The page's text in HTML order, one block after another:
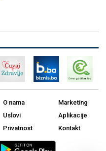
O nama
Uslovi
Privatnost
Marketing
Aplikacije
Kontakt